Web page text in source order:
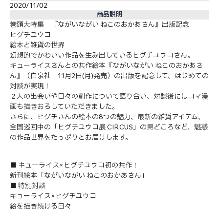
2020/11/02
商品説明
巻頭大特集 『ながいながい ねこのおかあさん』出版記念
ヒグチユウコ
絵本と雑貨の世界
幻想的でかわいい作品を生み出しているヒグチユウコさん。
キューライスさんとの共作絵本『ながいながい ねこのおかあさ
ん』（白泉社 11月2日(月)発売）の出版を記念して、はじめての
対談が実現！
２人の出会いや日々の創作について語り合い、対談後にはコマ漫
画も描きおろしていただきました。
さらに、ヒグチさんの絵本の8つの魅力、最新の雑貨アイテム、
全国巡回中の「ヒグチユウコ展 CIRCUS」の見どころなど、魅惑
の作品世界をたっぷりとお届けします。
■ キューライス×ヒグチユウコ初の共作！
新刊絵本「ながいながい ねこのおかあさん」
■ 特別対談
キューライス×ヒグチユウコ
絵を描き続ける日々